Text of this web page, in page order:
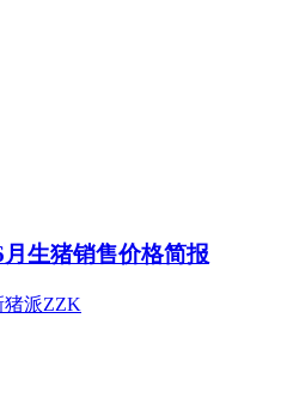
生猪销售价格简报
猪派ZZK